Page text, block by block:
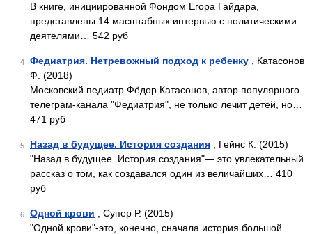
В книге, инициированной Фондом Егора Гайдара,
представлены 14 масштабных интервью с политическими
деятелями… 542 руб
4 Федиатрия. Нетревожный подход к ребенку , Катасонов
Ф. (2018)
Московский педиатр Фёдор Катасонов, автор популярного
телеграм-канала "Федиатрия", не только лечит детей, но…
471 руб
5 Назад в будущее. История создания , Гейнс К. (2015)
"Назад в будущее. История создания"— это увлекательный
рассказ о том, как создавался один из величайших… 410
руб
6 Одной крови , Супер Р. (2015)
"Одной крови"-это, конечно, сначала история большой